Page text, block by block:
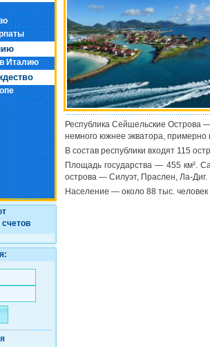
Италию
Республика Сейшельские Острова
немного южнее экватора, примерно
В состав республики входят 115
Площадь государства — 455 км².
острова — Силуэт, Праслен, Ла-
Население — около 88 тыс. человек